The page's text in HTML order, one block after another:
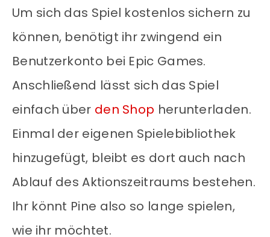
Um sich das Spiel kostenlos sichern zu
können, benötigt ihr zwingend ein
Benutzerkonto bei Epic Games.
Anschließend lässt sich das Spiel
einfach über den Shop herunterladen.
Einmal der eigenen Spielebibliothek
hinzugefügt, bleibt es dort auch nach
Ablauf des Aktionszeitraums bestehen.
Ihr könnt Pine also so lange spielen,
wie ihr möchtet.